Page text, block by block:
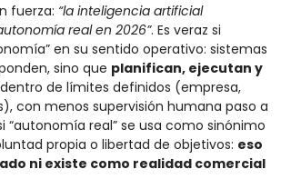
fuerza: “la inteligencia artificial
real en 2026”. Es veraz si
en su sentido operativo: sistemas
sino que planifican, ejecutan y
dentro de límites definidos (empresa,
con menos supervisión humana paso a
“autonomía real” se usa como sinónimo
propia o libertad de objetivos: eso
ni existe como realidad comercial